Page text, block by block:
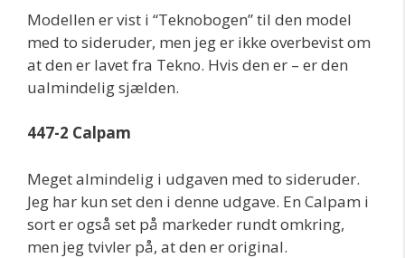
Modellen er vist i “Teknobogen” til den model
med to sideruder, men jeg er ikke overbevist om
at den er lavet fra Tekno. Hvis den er – er den
ualmindelig sjælden.
447-2 Calpam
Meget almindelig i udgaven med to sideruder.
Jeg har kun set den i denne udgave. En Calpam i
sort er også set på markeder rundt omkring,
men jeg tvivler på, at den er original.